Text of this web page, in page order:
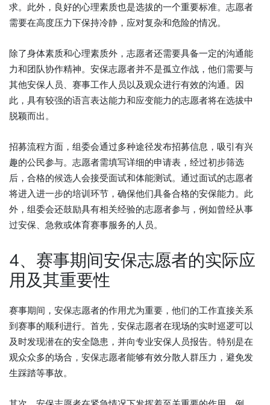
求。此外，良好的心理素质也是选拔的一个重要标准。志愿者
需要在高度压力下保持冷静，应对复杂和危险的情况。
除了身体素质和心理素质外，志愿者还需要具备一定的沟通能
力和团队协作精神。安保志愿者并不是孤立作战，他们需要与
其他安保人员、赛事工作人员以及观众进行有效的沟通。因
此，具有较强的语言表达能力和应变能力的志愿者将在选拔中
脱颖而出。
招募流程方面，组委会通过多种途径发布招募信息，吸引有兴
趣的公民参与。志愿者需填写详细的申请表，经过初步筛选
后，合格的候选人会接受面试和体能测试。通过面试的志愿者
将进入进一步的培训环节，确保他们具备合格的安保能力。此
外，组委会还鼓励具有相关经验的志愿者参与，例如曾经从事
过安保、急救或体育赛事服务的人员。
4、赛事期间安保志愿者的实际应
用及其重要性
赛事期间，安保志愿者的作用尤为重要，他们的工作直接关系
到赛事的顺利进行。首先，安保志愿者在现场的实时巡逻可以
及时发现潜在的安全隐患，并向专业安保人员报告。特别是在
观众众多的场合，安保志愿者能够有效分散人群压力，避免发
生踩踏等事故。